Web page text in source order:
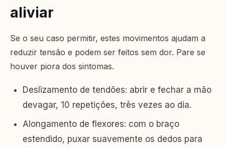
aliviar
Se o seu caso permitir, estes movimentos ajudam a
reduzir tensão e podem ser feitos sem dor. Pare se
houver piora dos sintomas.
Deslizamento de tendões: abrir e fechar a mão
devagar, 10 repetições, três vezes ao dia.
Alongamento de flexores: com o braço
estendido, puxar suavemente os dedos para